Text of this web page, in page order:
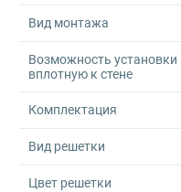
Вид монтажа
Возможность установки
вплотную к стене
Комплектация
Вид решетки
Цвет решетки